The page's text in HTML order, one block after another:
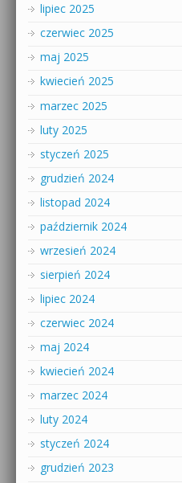
lipiec 2025
czerwiec 2025
maj 2025
kwiecień 2025
marzec 2025
luty 2025
styczeń 2025
grudzień 2024
listopad 2024
październik 2024
wrzesień 2024
sierpień 2024
lipiec 2024
czerwiec 2024
maj 2024
kwiecień 2024
marzec 2024
luty 2024
styczeń 2024
grudzień 2023